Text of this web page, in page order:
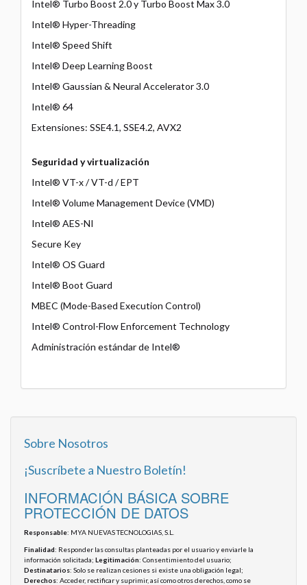
Intel® Turbo Boost 2.0 y Turbo Boost Max 3.0
Intel® Hyper-Threading
Intel® Speed Shift
Intel® Deep Learning Boost
Intel® Gaussian & Neural Accelerator 3.0
Intel® 64
Extensiones: SSE4.1, SSE4.2, AVX2
Seguridad y virtualización
Intel® VT-x / VT-d / EPT
Intel® Volume Management Device (VMD)
Intel® AES-NI
Secure Key
Intel® OS Guard
Intel® Boot Guard
MBEC (Mode-Based Execution Control)
Intel® Control-Flow Enforcement Technology
Administración estándar de Intel®
Sobre Nosotros
¡Suscríbete a Nuestro Boletín!
INFORMACIÓN BÁSICA SOBRE
PROTECCIÓN DE DATOS
Responsable: MYA NUEVAS TECNOLOGIAS, S.L.
Finalidad: Responder las consultas planteadas por el usuario y enviarle la
información solicitada; Legitimación: Consentimiento del usuario;
Destinatarios: Solo se realizan cesiones si existe una obligación legal;
Derechos: Acceder, rectificar y suprimir, así como otros derechos, como se